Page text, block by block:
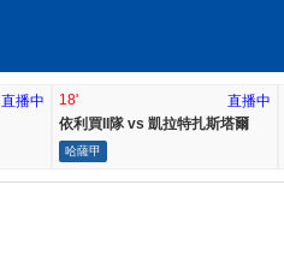
直播中
18'
直播中
依利買II隊 vs 凱拉特扎斯塔爾
哈薩甲